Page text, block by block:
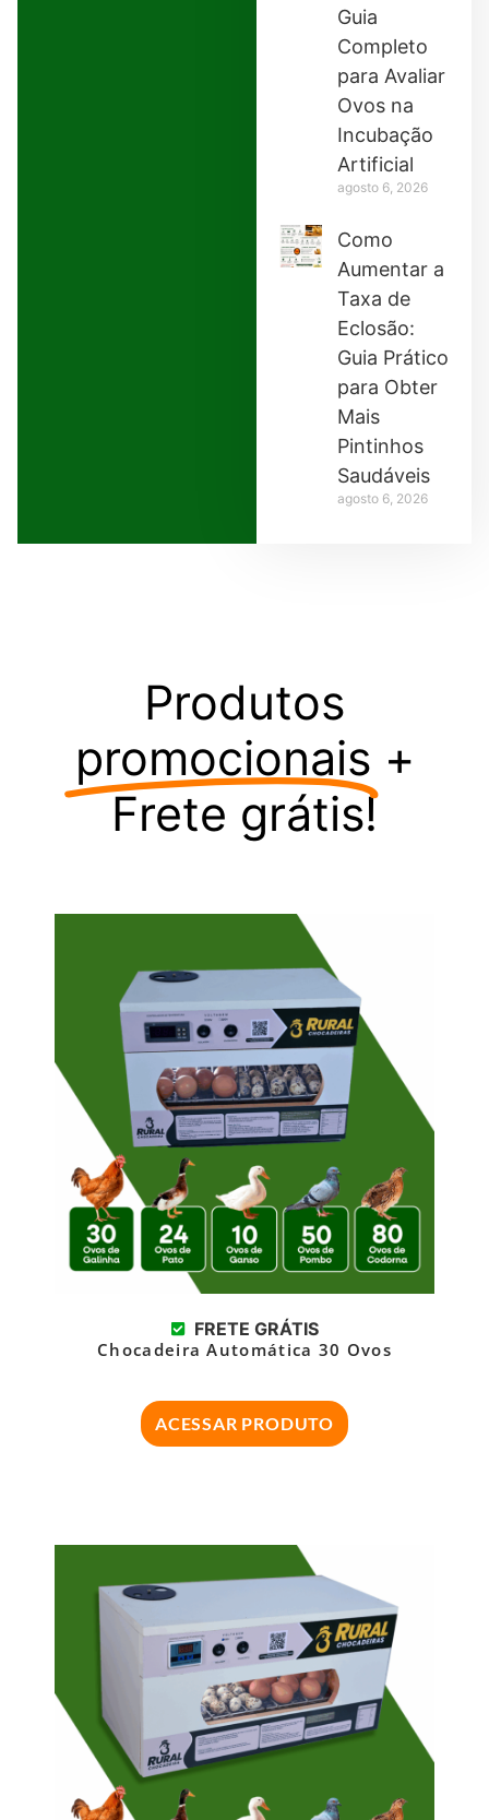
Guia
Completo
para Avaliar
Ovos na
Incubação
Artificial
agosto 6, 2026
Como
Aumentar a
Taxa de
Eclosão:
Guia Prático
para Obter
Mais
Pintinhos
Saudáveis
agosto 6, 2026
Produtos
promocionais +
Frete grátis!
FRETE GRÁTIS
Chocadeira Automática 30 Ovos
ACESSAR PRODUTO